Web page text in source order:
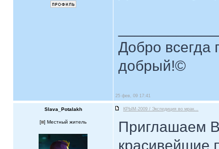
Добро всегда
добрый!©
25 фев, 09 17:41
Slava_Potalakh КРЫМ-2009 / Экспедиция во мрак...
[ ] Местный житель
Приглашаем
красивейшие